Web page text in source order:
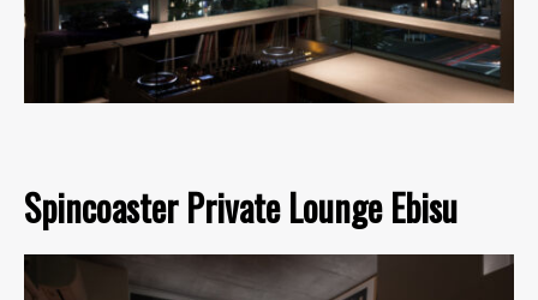
Spincoaster Private Lounge Ebisu